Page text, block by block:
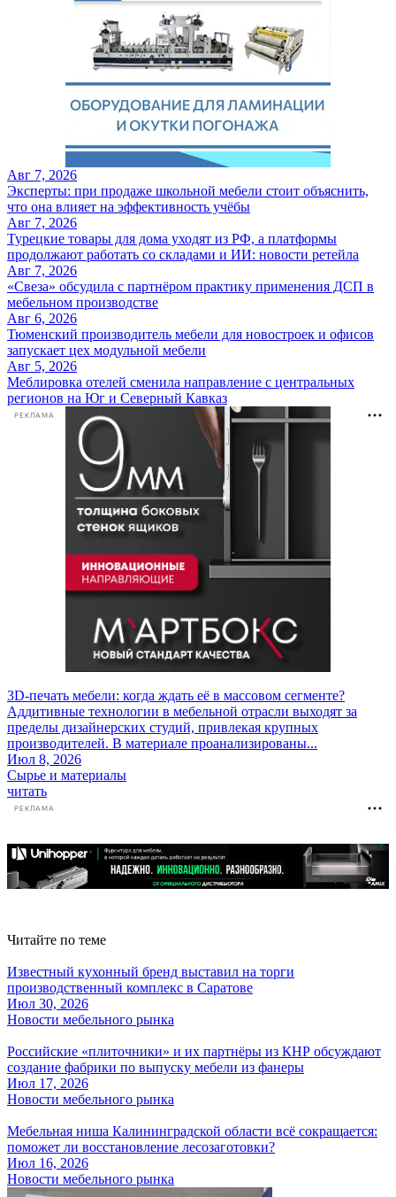
Авг 7, 2026
Эксперты: при продаже школьной мебели стоит объяснить,
что она влияет на эффективность учёбы
Авг 7, 2026
Турецкие товары для дома уходят из РФ, а платформы
продолжают работать со складами и ИИ: новости ретейла
Авг 7, 2026
«Свеза» обсудила с партнёром практику применения ДСП в
мебельном производстве
Авг 6, 2026
Тюменский производитель мебели для новостроек и офисов
запускает цех модульной мебели
Авг 5, 2026
Меблировка отелей сменила направление с центральных
регионов на Юг и Северный Кавказ
РЕКЛАМА
3D-печать мебели: когда ждать её в массовом сегменте?
Аддитивные технологии в мебельной отрасли выходят за
пределы дизайнерских студий, привлекая крупных
производителей. В материале проанализированы...
Июл 8, 2026
Сырье и материалы
читать
РЕКЛАМА
Читайте по теме
Известный кухонный бренд выставил на торги
производственный комплекс в Саратове
Июл 30, 2026
Новости мебельного рынка
Российские «плиточники» и их партнёры из КНР обсуждают
создание фабрики по выпуску мебели из фанеры
Июл 17, 2026
Новости мебельного рынка
Мебельная ниша Калининградской области всё сокращается:
поможет ли восстановление лесозаготовки?
Июл 16, 2026
Новости мебельного рынка